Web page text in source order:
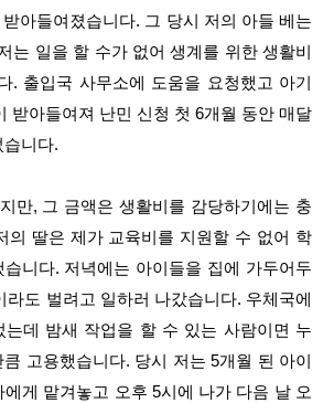
아들여졌습니다. 그 당시 저의 아들 베는
는 일을 할 수가 없어 생계를 위한 생활비
. 출입국 사무소에 도움을 요청했고 아기
받아들여져 난민 신청 첫 6개월 동안 매달
습니다.
만, 그 금액은 생활비를 감당하기에는 충
의 딸은 제가 교육비를 지원할 수 없어 학
습니다. 저녁에는 아이들을 집에 가두어두
라도 벌려고 일하러 나갔습니다. 우체국에
는데 밤새 작업을 할 수 있는 사람이면 누
고용했습니다. 당시 저는 5개월 된 아이
게 맡겨놓고 오후 5시에 나가 다음 날 오